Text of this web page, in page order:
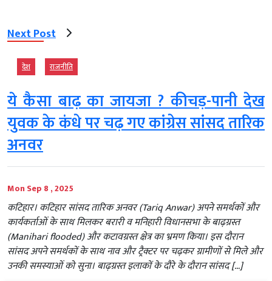
Next Post
देश राजनीति
ये कैसा बाढ़ का जायजा ? कीचड़-पानी देख
युवक के कंधे पर चढ़ गए कांग्रेस सांसद तारिक
अनवर
Mon Sep 8 , 2025
कटिहार। कटिहार सांसद तारिक अनवर (Tariq Anwar) अपने समर्थकों और
कार्यकर्ताओं के साथ मिलकर बरारी व मनिहारी विधानसभा के बाढ़ग्रस्त
(Manihari flooded) और कटावग्रस्त क्षेत्र का भ्रमण किया। इस दौरान
सांसद अपने समर्थकों के साथ नाव और ट्रैक्टर पर चढ़कर ग्रामीणों से मिले और
उनकी समस्याओं को सुना। बाढ़ग्रस्त इलाकों के दौरे के दौरान सांसद […]